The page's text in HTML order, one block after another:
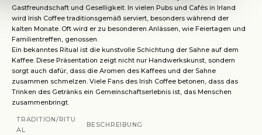
Gastfreundschaft und Geselligkeit. In vielen Pubs und Cafés in Irland
wird Irish Coffee traditionsgemäß serviert, besonders während der
kalten Monate. Oft wird er zu besonderen Anlässen, wie Feiertagen und
Familientreffen, genossen.
Ein bekanntes Ritual ist die kunstvolle Schichtung der Sahne auf dem
Kaffee. Diese Präsentation zeigt nicht nur Handwerkskunst, sondern
sorgt auch dafür, dass die Aromen des Kaffees und der Sahne
zusammen schmelzen. Viele Fans des Irish Coffee betonen, dass das
Trinken des Getränks ein Gemeinschaftserlebnis ist, das Menschen
zusammenbringt.
TRADITION/RITU
AL
BESCHREIBUNG